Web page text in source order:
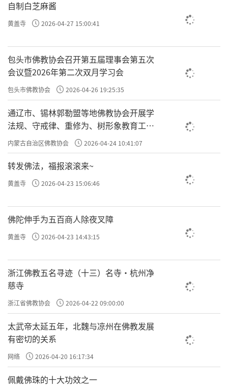
自制白芝麻酱
黄盖寺 2026-04-27 15:00:41
包头市佛教协会召开第五届理事会第五次
会议暨2026年第二次双月学习会
包头市佛教协会 2026-04-26 19:25:35
通辽市、锡林郭勒盟等地佛教协会开展学
法规、守戒律、重修为、树形象教育工作
专题学习会
内蒙古自治区佛教协会 2026-04-24 10:41:07
转发佛法，福报滚滚来~
黄盖寺 2026-04-23 15:06:46
佛陀伸手为五百商人除夜叉障
黄盖寺 2026-04-23 14:43:15
浙江佛教五名寻迹（十三）名寺·杭州净
慈寺
浙江省佛教协会 2026-04-22 09:00:00
太武帝太延五年，北魏与凉州在佛教发展
有密切的关系
网络 2026-04-20 16:17:34
佩戴佛珠的十大功效之一